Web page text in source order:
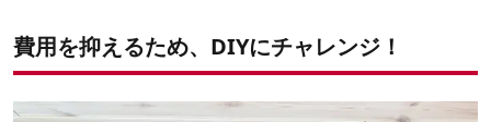
費用を抑えるため、DIYにチャレンジ！